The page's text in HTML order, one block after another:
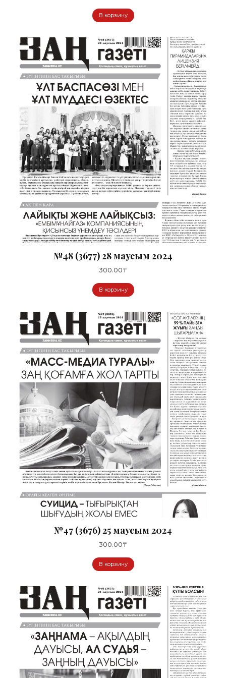
В корзину
№48 (3677) 28 маусым 2024
300.00₸
В корзину
№47 (3676) 25 маусым 2024
300.00₸
В корзину